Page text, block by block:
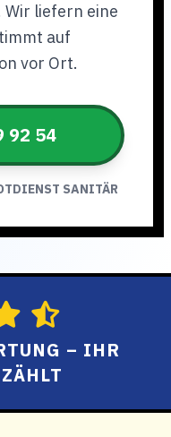
liefern eine
auf
vor Ort.
92 54
SANITÄR
– IHR